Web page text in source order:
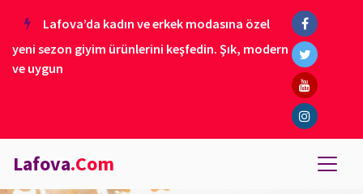
Lafova’da kadın ve erkek modasına özel
yeni sezon giyim ürünlerini keşfedin. Şık, modern
ve uygun
Lafova.Com